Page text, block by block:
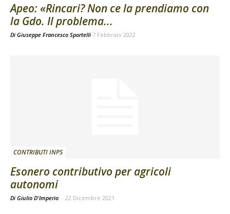
Apeo: «Rincari? Non ce la prendiamo con
la Gdo. Il problema...
Di Giuseppe Francesco Sportelli 7 Febbraio 2022
CONTRIBUTI INPS
Esonero contributivo per agricoli
autonomi
Di Giulio D'Imperio - 22 Dicembre 2021